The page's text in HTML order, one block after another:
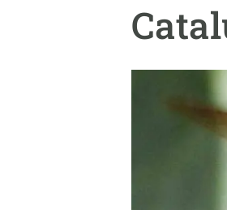
Infraestructures
Ciència oberta i gestió del